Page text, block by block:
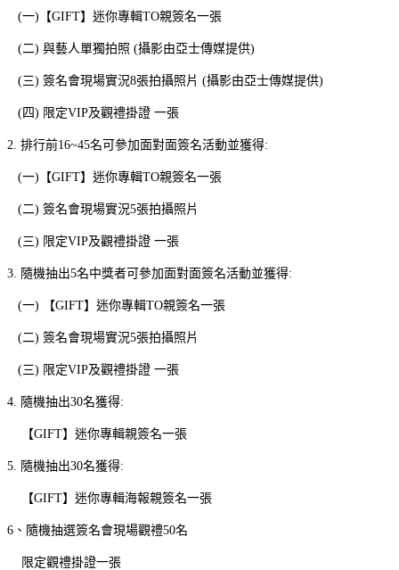
(一)【GIFT】迷你專輯TO親簽名一張
(二) 與藝人單獨拍照 (攝影由亞士傳媒提供)
(三) 簽名會現場實況8張拍攝照片 (攝影由亞士傳媒提供)
(四) 限定VIP及觀禮掛證 一張
2. 排行前16~45名可參加面對面簽名活動並獲得:
(一)【GIFT】迷你專輯TO親簽名一張
(二) 簽名會現場實況5張拍攝照片
(三) 限定VIP及觀禮掛證 一張
3. 隨機抽出5名中獎者可參加面對面簽名活動並獲得:
(一) 【GIFT】迷你專輯TO親簽名一張
(二) 簽名會現場實況5張拍攝照片
(三) 限定VIP及觀禮掛證 一張
4. 隨機抽出30名獲得:
【GIFT】迷你專輯親簽名一張
5. 隨機抽出30名獲得:
【GIFT】迷你專輯海報親簽名一張
6、隨機抽選簽名會現場觀禮50名
限定觀禮掛證一張